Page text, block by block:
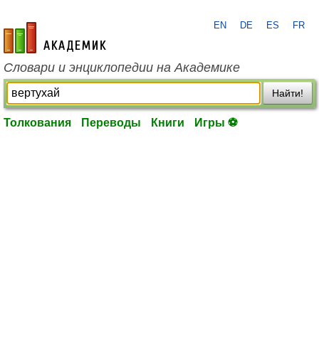
academic.ru
EN DE ES FR
Словари и энциклопедии на Академике
Найти!
Толкования Переводы Книги Игры ⚽